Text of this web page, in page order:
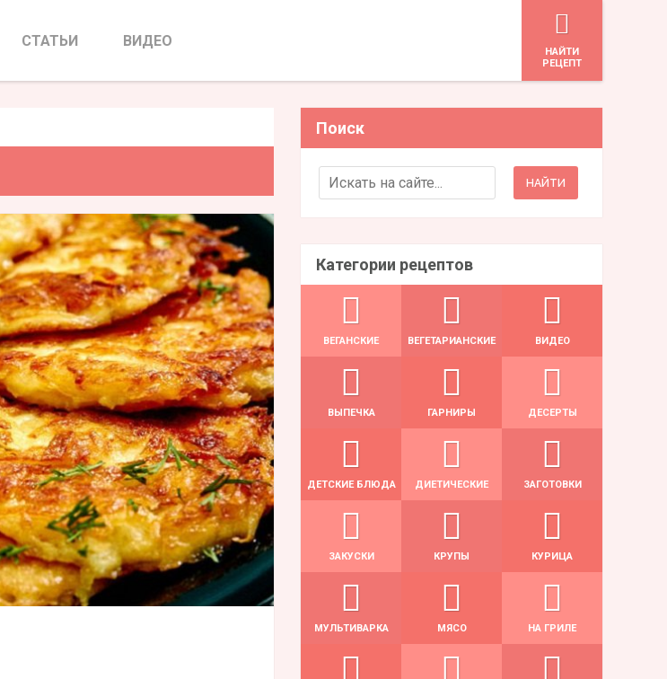
СТАТЬИ ВИДЕО
HАЙТИ
РЕЦЕПТ
Поиск
Search for:
Категории рецептов
ВЕГАНСКИЕ ВЕГЕТАРИАНСКИЕ ВИДЕО
ВЫПЕЧКА ГАРНИРЫ ДЕСЕРТЫ
ДЕТСКИЕ БЛЮДА ДИЕТИЧЕСКИЕ ЗАГОТОВКИ
ЗАКУСКИ КРУПЫ КУРИЦА
МУЛЬТИВАРКА МЯСО НА ГРИЛЕ